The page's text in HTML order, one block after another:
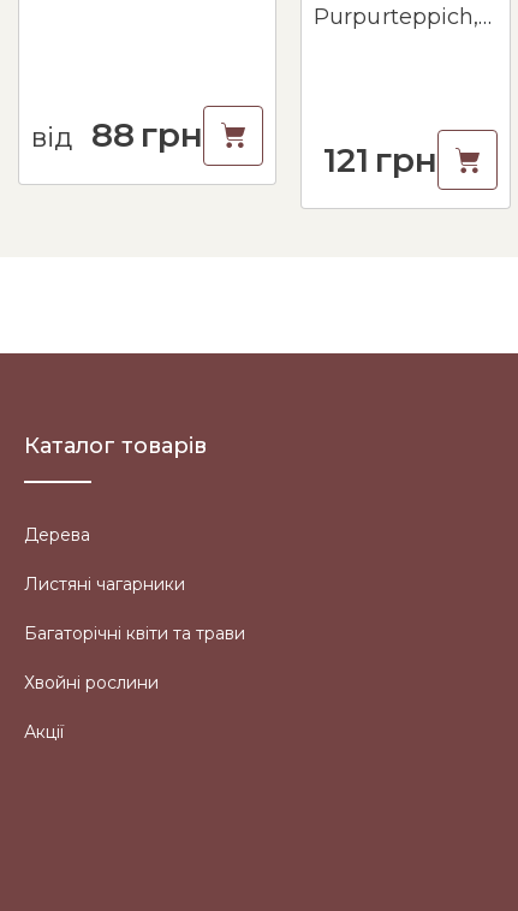
від 88 грн
Purpurteppich,
121 грн
Каталог товарів
Дерева
Листяні чагарники
Багаторічні квіти та трави
Хвойні рослини
Акції